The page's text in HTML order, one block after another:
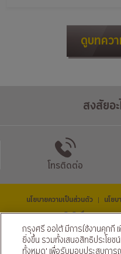
ดูบทคว
สงสัยอะ
โทรติดต่อ
นโยบายความเป็นส่วนตัว | นโย
© สงวนลิขสิทธิ์ 2569 ธนาค
บริษัท อยุธยา แคปปิ
ติดตามเร
กรุงศรี ออโต้ มีการใช้งานคุกกี้
ยิ่งขึ้น รวมทั้งเสนอสิทธิประโย
ทั้งหมด' เพื่อรับมอบประสบกา